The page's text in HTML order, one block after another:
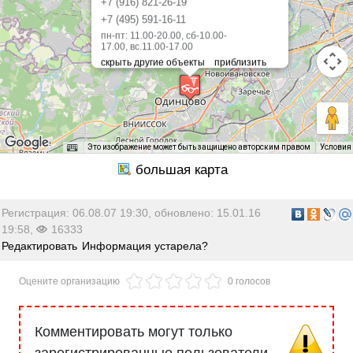
+7 (495) 591-16-11
пн-пт: 11.00-20.00, сб-10.00-
17.00, вс.11.00-17.00
Это изображение может быть защищено авторским правом Условия
Регистрация: 06.08.07 19:30, обновлено: 15.01.16
19:58,
16333
Редактировать Информация устарела?
Оцените организацию 0 голосов
Комментировать могут только